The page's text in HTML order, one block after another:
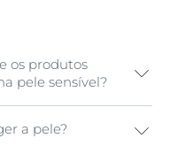
os produtos
pele sensível?
especificamente
a pele?